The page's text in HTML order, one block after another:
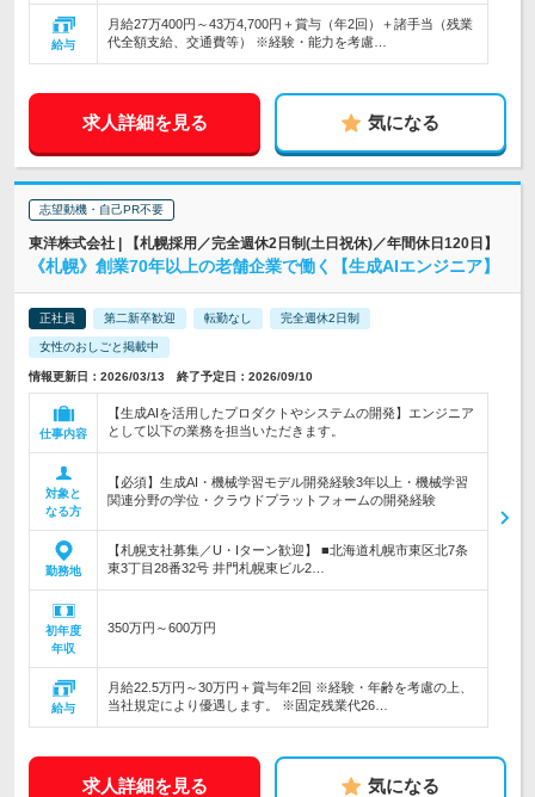
給与
月給27万400円～43万4,700円＋賞与（年2回）＋諸手当（残業
代全額支給、交通費等） ※経験・能力を考慮…
求人詳細を見る 気になる
志望動機・自己PR不要
東洋株式会社 | 【札幌採用／完全週休2日制(土日祝休)／年間休日120日】
《札幌》創業70年以上の老舗企業で働く【生成AIエンジニア】
正社員 第二新卒歓迎 転勤なし 完全週休2日制
女性のおしごと掲載中
情報更新日：2026/03/13 終了予定日：2026/09/10
仕事内容
【生成AIを活用したプロダクトやシステムの開発】エンジニア
として以下の業務を担当いただきます。
対象と
なる方
【必須】生成AI・機械学習モデル開発経験3年以上・機械学習
関連分野の学位・クラウドプラットフォームの開発経験
勤務地
【札幌支社募集／U・Iターン歓迎】 ■北海道札幌市東区北7条
東3丁目28番32号 井門札幌東ビル2…
初年度
年収
350万円～600万円
給与
月給22.5万円～30万円＋賞与年2回 ※経験・年齢を考慮の上、
当社規定により優遇します。 ※固定残業代26…
求人詳細を見る 気になる